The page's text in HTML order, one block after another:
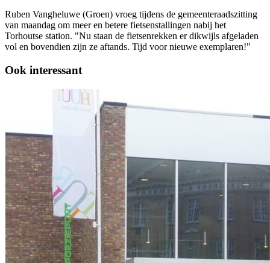
Ruben Vangheluwe (Groen) vroeg tijdens de gemeenteraadszitting
van maandag om meer en betere fietsenstallingen nabij het
Torhoutse station. "Nu staan de fietsenrekken er dikwijls afgeladen
vol en bovendien zijn ze aftands. Tijd voor nieuwe exemplaren!"
Ook interessant